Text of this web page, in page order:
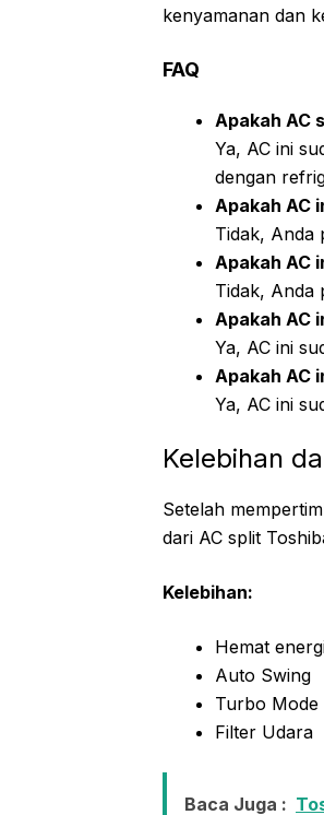
kenyamanan dan
FAQ
Apakah AC
Ya, AC ini
dengan
Apakah AC
Tidak, Anda
Apakah AC
Tidak, Anda
Apakah AC
Ya, AC ini
Apakah AC
Ya, AC ini
Kelebihan
Setelah
dari AC split
Kelebihan:
Hemat
Auto Swing
Turbo Mode
Filter Udara
Baca Juga :